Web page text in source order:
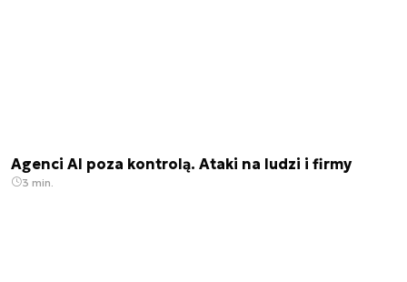
Agenci AI poza kontrolą. Ataki na ludzi i firmy
3 min.